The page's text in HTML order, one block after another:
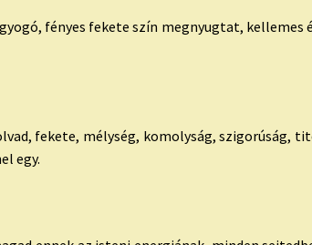
fényes fekete szín megnyugtat, kellemes
fekete, mélység, komolyság, szigorúság,
egy.